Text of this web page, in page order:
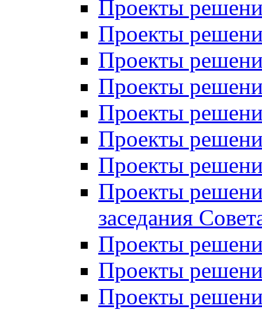
Проекты
Проекты
Проекты
Проекты
Проекты
Проекты
Проекты
Проекты
заседания
Проекты
Проекты
Проекты